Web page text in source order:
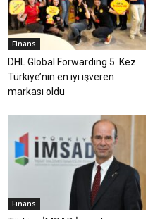
Finans
DHL Global Forwarding 5. Kez
Türkiye’nin en iyi işveren
markası oldu
Finans